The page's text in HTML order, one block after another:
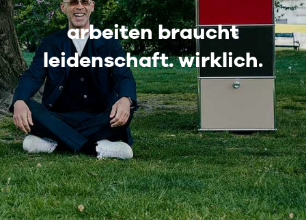
arbeiten braucht
leidenschaft. wirklich.